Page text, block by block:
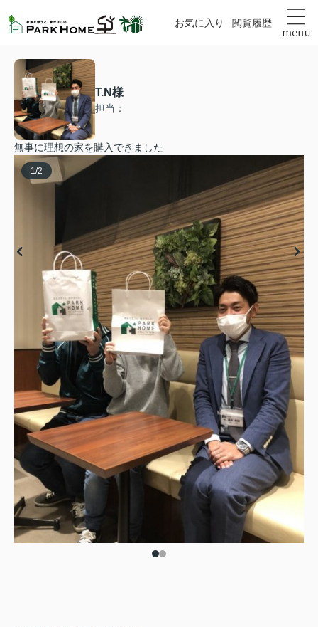
お気に入り 閲覧履歴
T.N様
担当：
無事に理想の家を購入できました
1/2